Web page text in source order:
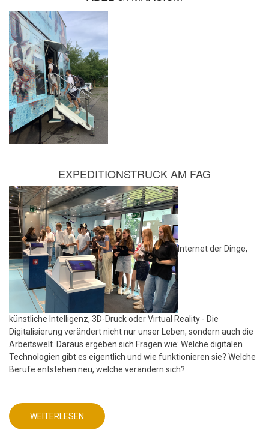
EXPEDITIONSTRUCK AM FAG
Internet der Dinge,
künstliche Intelligenz, 3D-Druck oder Virtual Reality - Die
Digitalisierung verändert nicht nur unser Leben, sondern auch die
Arbeitswelt. Daraus ergeben sich Fragen wie: Welche digitalen
Technologien gibt es eigentlich und wie funktionieren sie? Welche
Berufe entstehen neu, welche verändern sich?
WEITERLESEN
ÜBER
MINT